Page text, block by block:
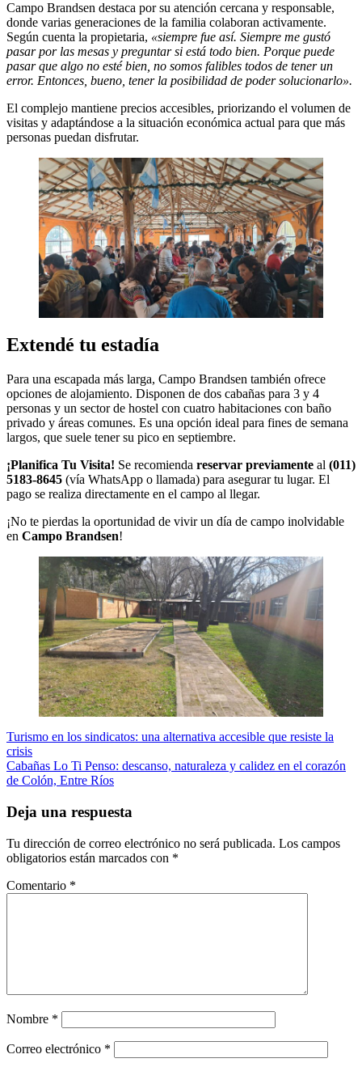
Campo Brandsen destaca por su atención cercana y responsable,
donde varias generaciones de la familia colaboran activamente.
Según cuenta la propietaria, «siempre fue así. Siempre me gustó
pasar por las mesas y preguntar si está todo bien. Porque puede
pasar que algo no esté bien, no somos falibles todos de tener un
error. Entonces, bueno, tener la posibilidad de poder solucionarlo».
El complejo mantiene precios accesibles, priorizando el volumen de
visitas y adaptándose a la situación económica actual para que más
personas puedan disfrutar.
Extendé tu estadía
Para una escapada más larga, Campo Brandsen también ofrece
opciones de alojamiento. Disponen de dos cabañas para 3 y 4
personas y un sector de hostel con cuatro habitaciones con baño
privado y áreas comunes. Es una opción ideal para fines de semana
largos, que suele tener su pico en septiembre.
¡Planifica Tu Visita! Se recomienda reservar previamente al (011)
5183-8645 (vía WhatsApp o llamada) para asegurar tu lugar. El
pago se realiza directamente en el campo al llegar.
¡No te pierdas la oportunidad de vivir un día de campo inolvidable
en Campo Brandsen!
Navegación
de
entradas
Turismo en los sindicatos: una alternativa accesible que resiste la
crisis
Cabañas Lo Ti Penso: descanso, naturaleza y calidez en el corazón
de Colón, Entre Ríos
Deja una respuesta
Tu dirección de correo electrónico no será publicada. Los campos
obligatorios están marcados con *
Comentario *
Nombre *
Correo electrónico *